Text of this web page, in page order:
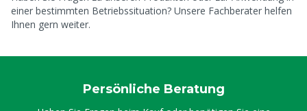
einer bestimmten Betriebssituation? Unsere Fachberater helfen
Ihnen gern weiter.
Persönliche Beratung